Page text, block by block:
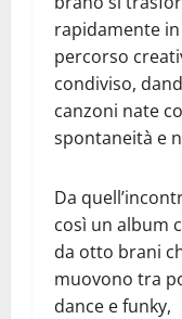
rapidamente
percorso
condiviso,
canzoni nate
spontaneità e
Da
così un album
da otto brani
muovono tra
dance e funky,